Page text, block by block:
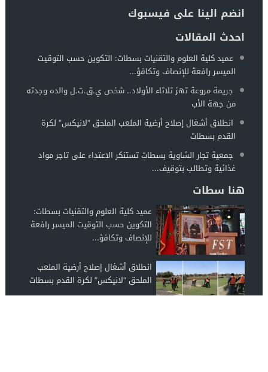
انضم الينا على فيسبوك
احدث المقالات
عميد كلية العلوم والتقنيات بسطات: التكوين حسب التوقيت
الميسر رافعة للإنصاف وتكافؤ...
جريمة مروعة تهز ثلاثاء الأولاد.. شخص ي.ق.ت.ل والده وجدته
من جهة الأب
انطلاق أشغال إصلاح أرضية الملعب الملحق “لانيكس” لكرة
القدم بسطات
جمعية تجار الشاوية بسطات تستنكر الاعتداء على تاجر مواد
غذائية وتطالب بتوقيف...
هنا سطات
عميد كلية العلوم والتقنيات بسطات:
التكوين حسب التوقيت الميسر رافعة
للإنصاف وتكافؤ...
انطلاق أشغال إصلاح أرضية الملعب
الملحق “لانيكس” لكرة القدم بسطات